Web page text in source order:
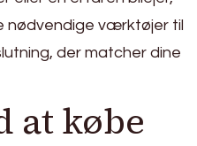
nødvendige værktøjer til
der matcher dine
at købe